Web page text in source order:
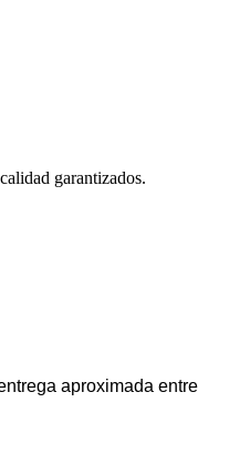
garantizados.
aproximada entre